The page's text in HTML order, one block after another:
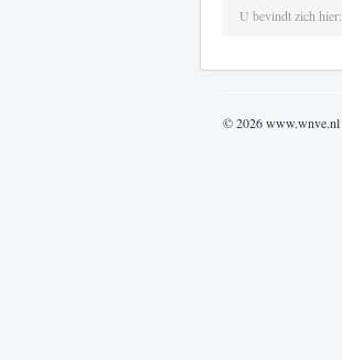
U bevindt zich hier:
© 2026 www.wnve.nl